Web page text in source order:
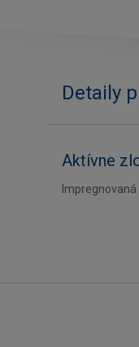
Detaily
Aktívne